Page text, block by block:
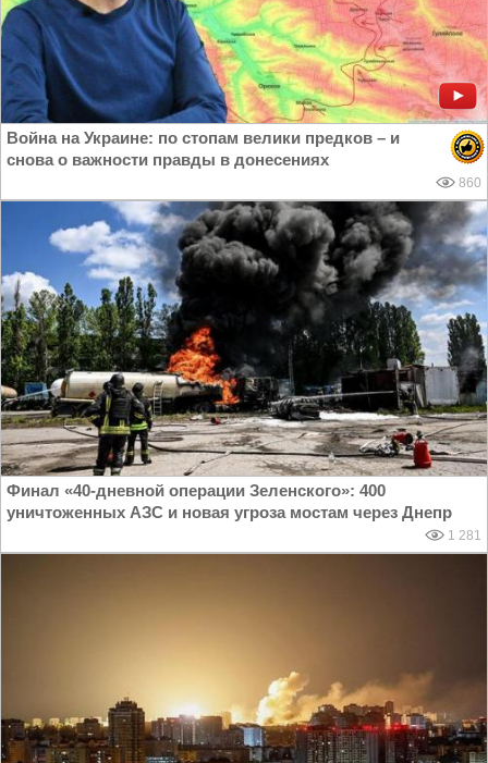
Война на Украине: по стопам велики предков – и
снова о важности правды в донесениях
860
Финал «40-дневной операции Зеленского»: 400
уничтоженных АЗС и новая угроза мостам через Днепр
1 281